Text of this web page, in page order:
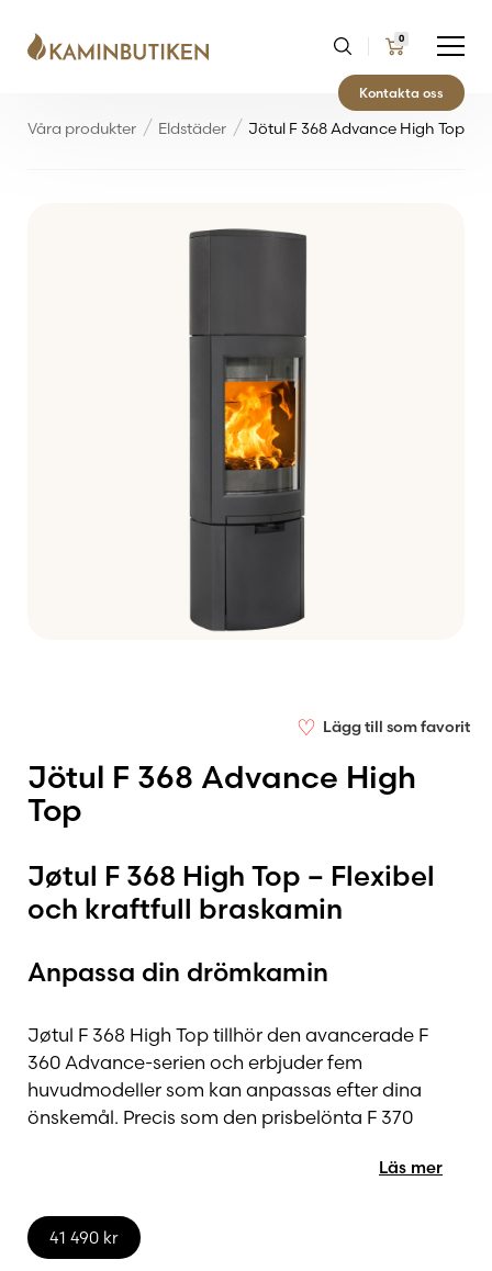
0
Kontakta oss
Våra produkter Eldstäder Jötul F 368 Advance High Top
♡ Lägg till som favorit
Jötul F 368 Advance High
Top
41 490 kr
Jøtul F 368 High Top – Flexibel
och kraftfull braskamin
Anpassa din drömkamin
Jøtul F 368 High Top tillhör den avancerade F
360 Advance-serien och erbjuder fem
huvudmodeller som kan anpassas efter dina
önskemål. Precis som den prisbelönta F 370
benmoduler, täljsten, vridskiva och High Top för
och elegant.
Läs mer